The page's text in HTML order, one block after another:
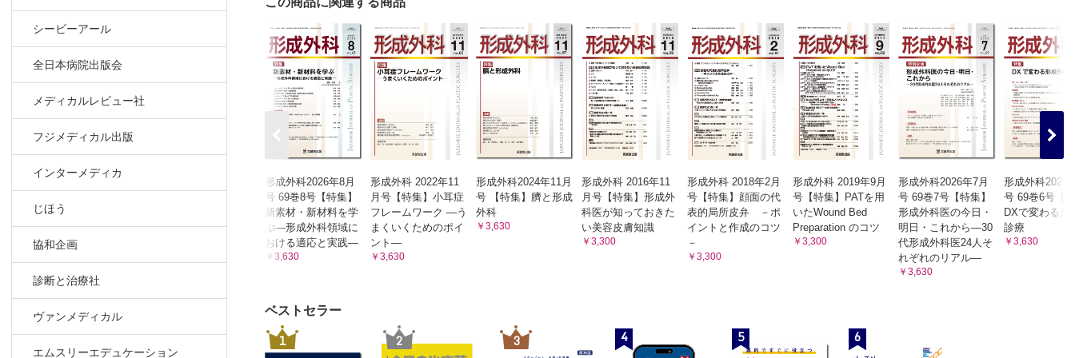
シービーアール
全日本病院出版会
メディカルレビュー社
フジメディカル出版
インターメディカ
じほう
協和企画
診断と治療社
ヴァンメディカル
エムスリーエデュケーション
形成外科2026年8月
号 69巻8号【特集】
新素材・新材料を学
ぶ—形成外科領域に
おける適応と実践―
￥3,630
形成外科 2022年11
月号【特集】小耳症
フレームワーク ―う
まくいくためのポイ
ント―
￥3,630
形成外科2024年11月
号 【特集】臍と形成
外科
￥3,630
形成外科 2016年11
月号【特集】形成外
科医が知っておきた
い美容皮膚知識
￥3,300
形成外科 2018年2月
号【特集】顔面の代
表的局所皮弁 －ポ
イントと作成のコツ
－
￥3,300
形成外科 2019年9月
号【特集】PATを用
いたWound Bed
Preparation のコツ
￥3,300
形成外科2026年7月
号 69巻7号【特集】
形成外科医の今日・
明日・これから―30
代形成外科医24人そ
れぞれのリアル―
￥3,630
形成外科2026
号 69巻6号【
DXで変わる形
診療
￥3,630
ベストセラー
1 2 3 4 5 6